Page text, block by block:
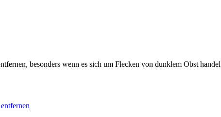
besonders wenn es sich um Flecken von dunklem Obst